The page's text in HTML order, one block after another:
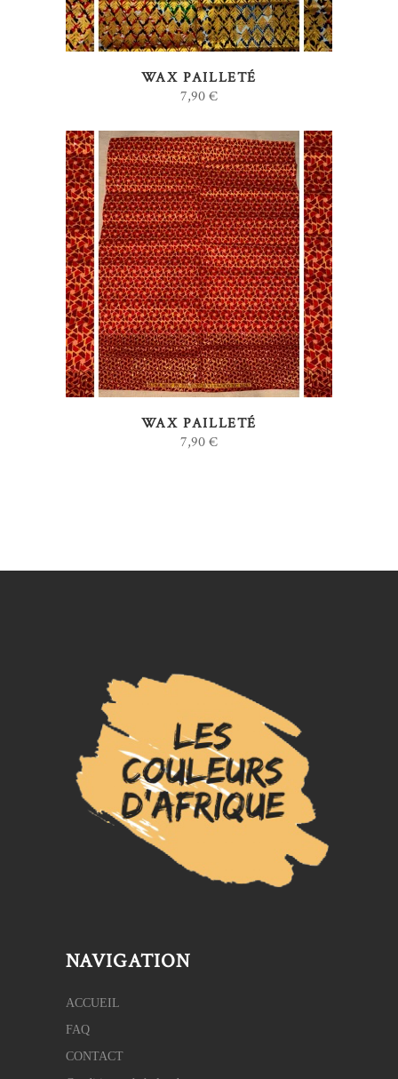
WAX PAILLETÉ
7,90€
AJOUTER AU PANIER
WAX PAILLETÉ
7,90€
NAVIGATION
ACCUEIL
FAQ
CONTACT